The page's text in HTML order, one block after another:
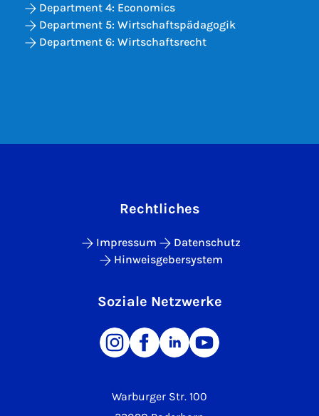
Department 4: Economics
Department 5: Wirtschaftspädagogik
Department 6: Wirtschaftsrecht
Warburger Str. 100
Rechtliches
Impressum
Datenschutz
Hinweisgebersystem
Soziale Netzwerke